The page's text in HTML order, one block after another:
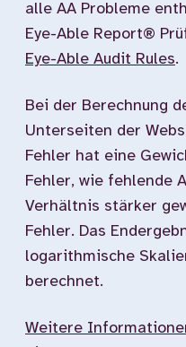
alle AA Probleme
Eye-Able Report®
Eye-Able Audit Rules.
Bei der Berechnung
Unterseiten der
Fehler hat eine
Fehler, wie fehlende
Verhältnis stärker
Fehler. Das
logarithmische
berechnet.
Weitere